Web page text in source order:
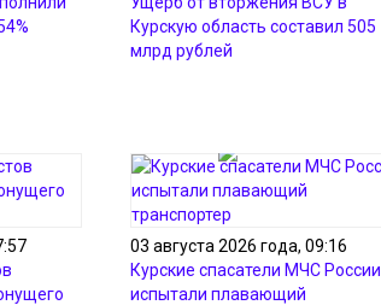
Курскую область составил 505
млрд рублей
03 августа 2026 года, 09:16
Курские спасатели МЧС России
испытали плавающий